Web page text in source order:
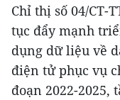
Chỉ thị số 04/CT-
tục đẩy mạnh
dụng dữ liệu về
điện tử phục vụ
đoạn 2022-2025,